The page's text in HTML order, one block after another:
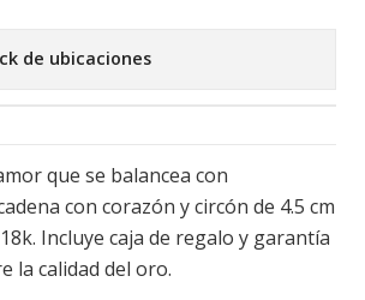
de ubicaciones
que se balancea con
con corazón y circón de 4.5 cm
Incluye caja de regalo y garantía
la calidad del oro.